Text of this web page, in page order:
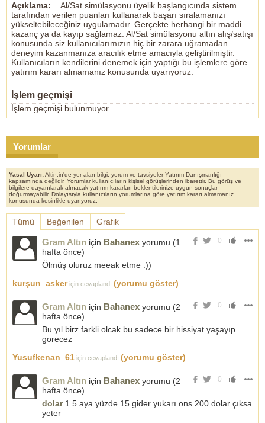
Açıklama:
Al/Sat simülasyonu üyelik başlangıcında sistem
tarafından verilen puanları kullanarak başarı sıralamanızı
yükseltebileceğiniz uygulamadır. Gerçekte herhangi bir maddi
kazanç ya da kayıp sağlamaz. Al/Sat simülasyonu altın alış/satışı
konusunda siz kullanıcılarımızın hiç bir zarara uğramadan
deneyim kazanmanıza aracılık etme amacıyla geliştirilmiştir.
Kullanıcıların kendilerini denemek için yaptığı bu işlemlere göre
yatırım kararı almamanız konusunda uyarıyoruz.
İşlem geçmişi
İşlem geçmişi bulunmuyor.
Yorumlar
Yasal Uyarı:Altin.in'de yer alan bilgi, yorum ve tavsiyeler Yatırım Danışmanlığı
kapsamında değildir. Yorumlar kullanıcıların kişisel görüşlerinden ibarettir. Bu görüş ve
bilgilere dayanılarak alınacak yatırım kararları beklentilerinize uygun sonuçlar
doğurmayabilir. Dolayısıyla kullanıcıların yorumlarına göre yatırım kararı almamanız
konusunda kesinlikle uyarıyoruz.
Tümü Beğenilen Grafik
0
Gram Altın için Bahanex yorumu (1
hafta önce)
Ölmüş oluruz meeak etme :))
kurşun_askeriçin cevaplandı (yorumu göster)
0
Gram Altın için Bahanex yorumu (2
hafta önce)
Bu yıl birz farkli olcak bu sadece bir hissiyat yaşayıp
gorecez
Yusufkenan_61 için cevaplandı (yorumu göster)
0
Gram Altın için Bahanex yorumu (2
hafta önce)
dolar1.5 aya yüzde 15 gider yukarı ons 200 dolar çıksa
yeter